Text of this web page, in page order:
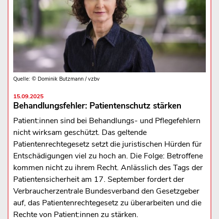
Quelle: © Dominik Butzmann / vzbv
15.09.2025
Behandlungsfehler: Patientenschutz stärken
Patient:innen sind bei Behandlungs- und Pflegefehlern
nicht wirksam geschützt. Das geltende
Patientenrechtegesetz setzt die juristischen Hürden für
Entschädigungen viel zu hoch an. Die Folge: Betroffene
kommen nicht zu ihrem Recht. Anlässlich des Tags der
Patientensicherheit am 17. September fordert der
Verbraucherzentrale Bundesverband den Gesetzgeber
auf, das Patientenrechtegesetz zu überarbeiten und die
Rechte von Patient:innen zu stärken.